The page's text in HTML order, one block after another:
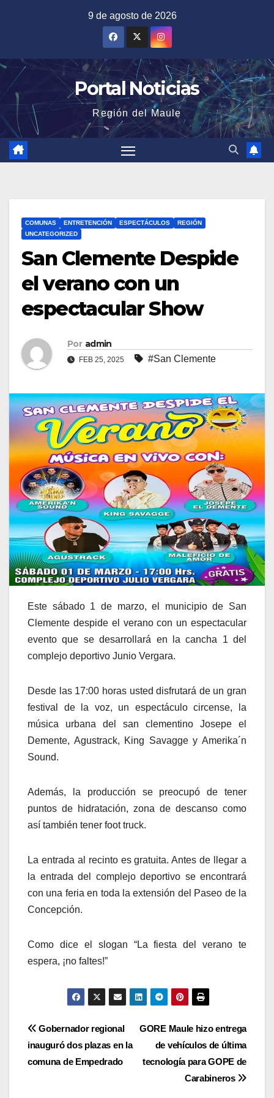
9 de agosto de 2026
Portal Noticias
Región del Maule
COMUNAS ENTRETENCIÓN ESPECTÁCULOS
REGIÓN
UNCATEGORIZED
San Clemente Despide
el verano con un
espectacular Show
Por admin
FEB 25, 2025 #San Clemente
Este sábado 1 de marzo, el municipio de San
Clemente despide el verano con un espectacular
evento que se desarrollará en la cancha 1 del
complejo deportivo Junio Vergara.
Desde las 17:00 horas usted disfrutará de un gran
festival de la voz, un espectáculo circense, la
música urbana del san clementino Josepe el
Demente, Agustrack, King Savagge y Amerika´n
Sound.
Además, la producción se preocupó de tener
puntos de hidratación, zona de descanso como
así también tener foot truck.
La entrada al recinto es gratuita. Antes de llegar a
la entrada del complejo deportivo se encontrará
con una feria en toda la extensión del Paseo de la
Concepción.
Como dice el slogan “La fiesta del verano te
espera, ¡no faltes!”
Navegación
de
GORE Maule hizo entrega
de vehículos de última
tecnología para GOPE de
Carabineros
Gobernador regional
inauguró dos plazas en la
comuna de Empedrado